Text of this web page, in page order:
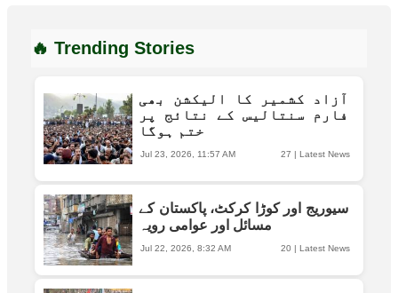
🔥 Trending Stories
آزاد کشمیر کا الیکشن بھی
فارم سنتالیس کے نتائج پر
ختم ہوگا
27 | Latest News
Jul 23, 2026, 11:57 AM
سیوریج اور کوڑا کرکٹ، پاکستان کے
مسائل اور عوامی رویہ
20 | Latest News
Jul 22, 2026, 8:32 AM